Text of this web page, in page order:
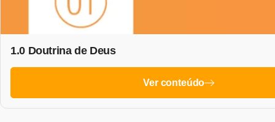
1.0 Doutrina de Deus
Ver conteúdo